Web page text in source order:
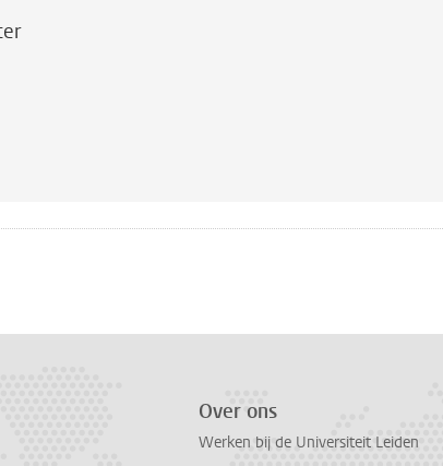
Over ons
Werken bij de Universiteit Leiden